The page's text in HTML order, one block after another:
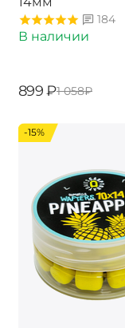
184
В наличии
‍899‍ ₽‍1 058‍₽
-15%